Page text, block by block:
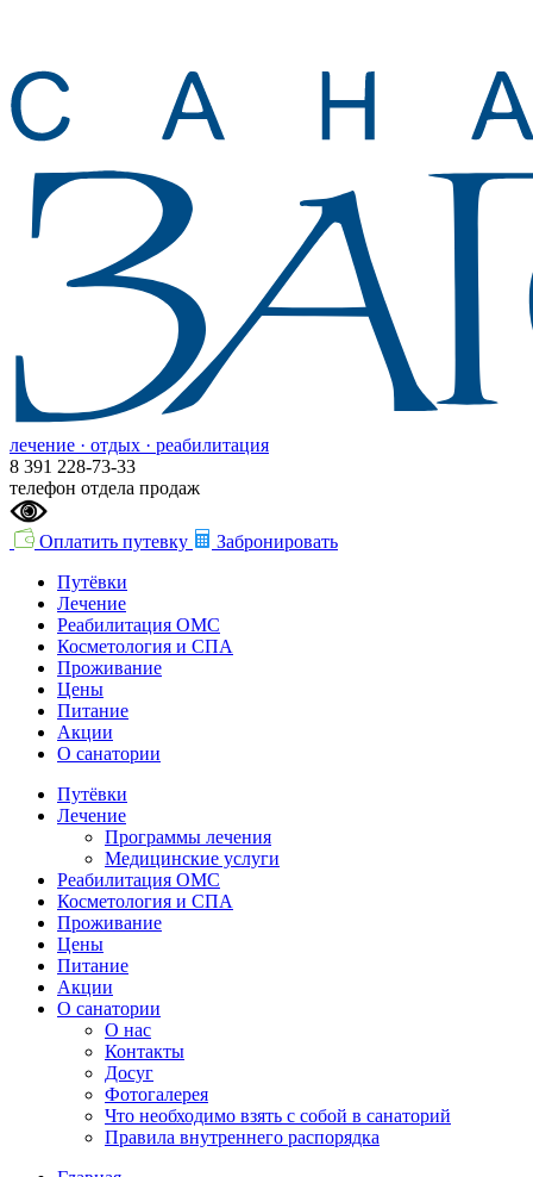
лечение · отдых · реабилитация
8 391 228-73-33
телефон отдела продаж
Оплатить путевку
Забронировать
Путёвки
Лечение
Реабилитация ОМС
Косметология и СПА
Проживание
Цены
Питание
Акции
О санатории
Путёвки
Лечение
Программы лечения
Медицинские услуги
Реабилитация ОМС
Косметология и СПА
Проживание
Цены
Питание
Акции
О санатории
О нас
Контакты
Досуг
Фотогалерея
Что необходимо взять с собой в санаторий
Правила внутреннего распорядка